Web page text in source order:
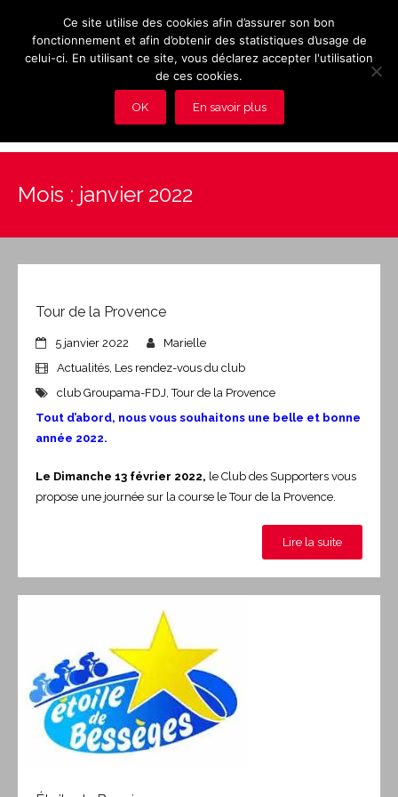
Les rendez-vous du club
Adhérez au Club
Mois : janvier 2022
Tour de la Provence
5 janvier 2022
Marielle
Actualités, Les rendez-vous du club
club Groupama-FDJ,Tour de la Provence
Tout d’abord, nous vous souhaitons une belle et bonne
année 2022.
Le Dimanche 13 février 2022, le Club des Supporters vous
propose une journée sur la course le Tour de la Provence.
Lire la suite
Ce site utilise des cookies afin d’assurer son bon
fonctionnement et afin d’obtenir des statistiques d’usage de
celui-ci. En utilisant ce site, vous déclarez accepter l'utilisation
de ces cookies.
OK En savoir plus